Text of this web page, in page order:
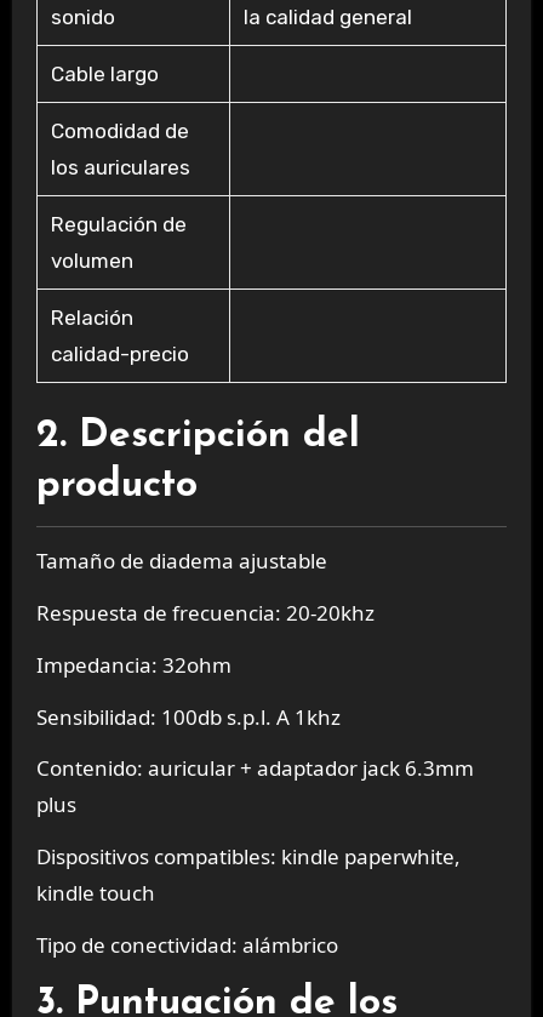
sonido
la calidad general
Cable largo
Comodidad de
los auriculares
Regulación de
volumen
Relación
calidad-precio
2. Descripción del
producto
Tamaño de diadema ajustable
Respuesta de frecuencia: 20-20khz
Impedancia: 32ohm
Sensibilidad: 100db s.p.l. A 1khz
Contenido: auricular + adaptador jack 6.3mm
plus
Dispositivos compatibles: kindle paperwhite,
kindle touch
Tipo de conectividad: alámbrico
3. Puntuación de los